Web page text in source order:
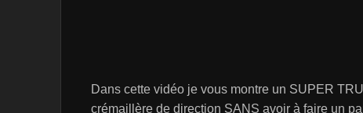
Dans cette vidéo je vous montre un SUPER
crémaillère de direction SANS avoir à faire un